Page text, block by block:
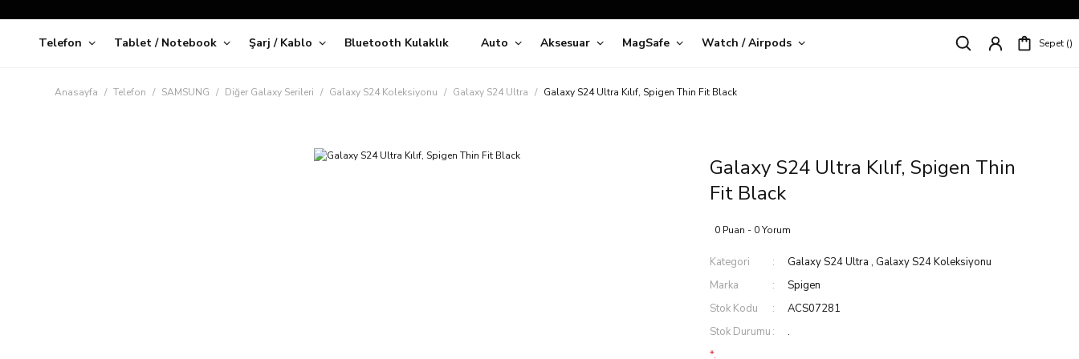
Siparişleriniz
5 İş Günü İçerisinde Kargoda!
Kapıda Ödeme Kolaylığı, Kredi Kartı ile Taksitli Hızlı ve Güvenli Alışveriş!
Süper İndirimli Fiyatlar
Telefon Tablet / Notebook Şarj / Kablo Bluetooth Kulaklık Auto Aksesuar MagSafe Watch / Airpods Sepet
Anasayfa Telefon SAMSUNG Diğer Galaxy Serileri Galaxy S24 Koleksiyonu Galaxy S24 Ultra Galaxy S24 Ultra Kılıf, Spigen Thin Fit Black
Galaxy S24 Ultra Kılıf, Spigen Thin
Fit Black
0 Puan - 0 Yorum
Kategori Galaxy S24 Ultra , Galaxy S24 Koleksiyonu
Marka
Spigen
Stok Kodu
ACS07281
Stok Durumu
.
*.